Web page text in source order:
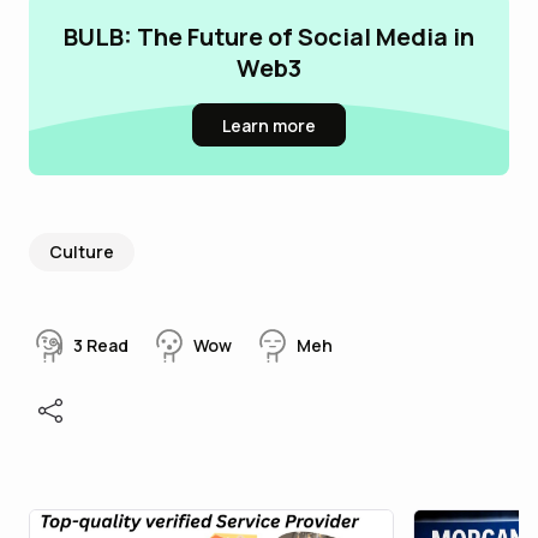
BULB: The Future of Social Media in
Web3
Learn more
Culture
3 Read Wow Meh